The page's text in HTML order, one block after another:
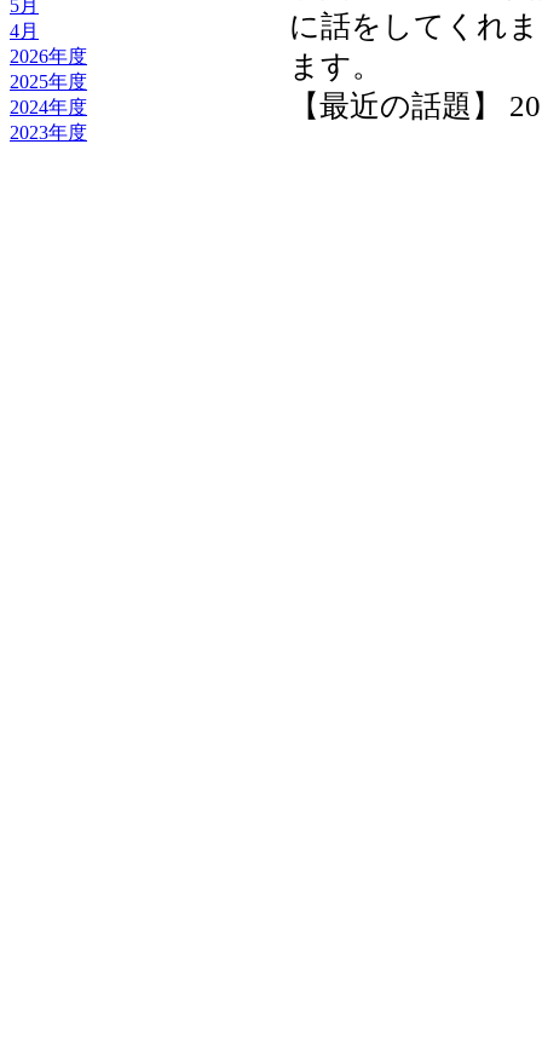
5月
4月
2026年度
2025年度
2024年度
2023年度
に話をしてくれ
ます。
【最近の話題】